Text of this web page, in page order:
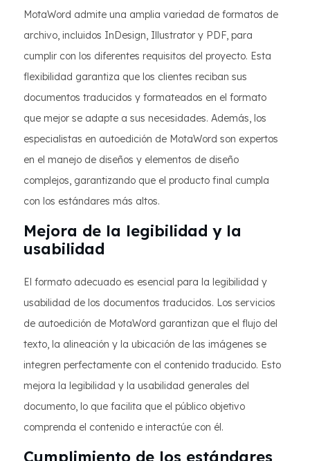
MotaWord admite una amplia variedad de formatos de
archivo, incluidos InDesign, Illustrator y PDF, para
cumplir con los diferentes requisitos del proyecto. Esta
flexibilidad garantiza que los clientes reciban sus
documentos traducidos y formateados en el formato
que mejor se adapte a sus necesidades. Además, los
especialistas en autoedición de MotaWord son expertos
en el manejo de diseños y elementos de diseño
complejos, garantizando que el producto final cumpla
con los estándares más altos.
Mejora de la legibilidad y la
usabilidad
El formato adecuado es esencial para la legibilidad y
usabilidad de los documentos traducidos. Los servicios
de autoedición de MotaWord garantizan que el flujo del
texto, la alineación y la ubicación de las imágenes se
integren perfectamente con el contenido traducido. Esto
mejora la legibilidad y la usabilidad generales del
documento, lo que facilita que el público objetivo
comprenda el contenido e interactúe con él.
Cumplimiento de los estándares